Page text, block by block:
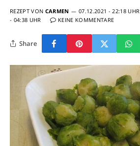
REZEPT VON CARMEN 07.12.2021 - 22:18 UHR
- 04:38 UHR
KEINE KOMMENTARE
Share